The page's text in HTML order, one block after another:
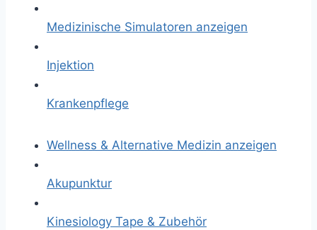
Medizinische Simulatoren anzeigen
Injektion
Krankenpflege
Wellness & Alternative Medizin anzeigen
Akupunktur
Kinesiology Tape & Zubehör